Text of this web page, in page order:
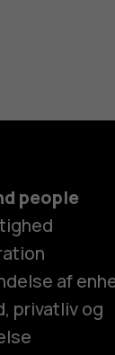
people
af
privatliv og